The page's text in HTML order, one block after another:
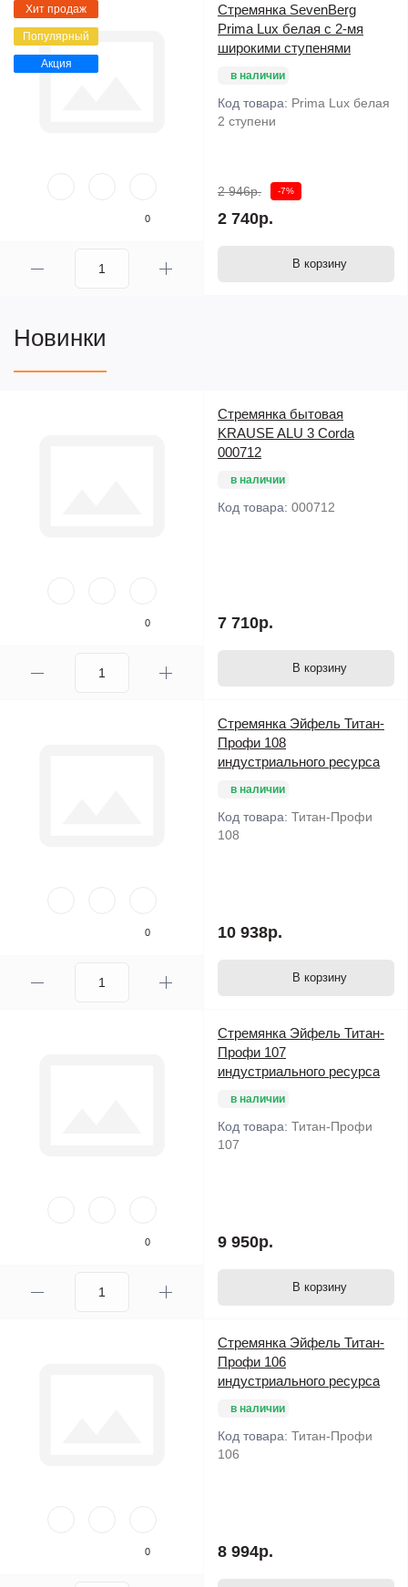
Хит продаж
Популярный
Акция
0
Стремянка SevenBerg
Prima Lux белая с 2-мя
широкими ступенями
в наличии
Код товара: Prima Lux белая
2 ступени
2 946р. -7%
2 740р.
В корзину
Новинки
0
Стремянка бытовая
KRAUSE ALU 3 Corda
000712
в наличии
Код товара: 000712
7 710р.
В корзину
0
Стремянка Эйфель Титан-
Профи 108
индустриального ресурса
в наличии
Код товара: Титан-Профи
108
10 938р.
В корзину
0
Стремянка Эйфель Титан-
Профи 107
индустриального ресурса
в наличии
Код товара: Титан-Профи
107
9 950р.
В корзину
0
Стремянка Эйфель Титан-
Профи 106
индустриального ресурса
в наличии
Код товара: Титан-Профи
106
8 994р.